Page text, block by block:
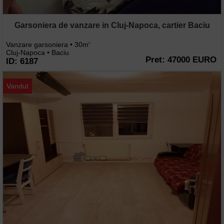
Garsoniera de vanzare in Cluj-Napoca, cartier Baciu
Vanzare garsoniera • 30m2
Cluj-Napoca • Baciu
ID: 6187 Pret: 47000 EURO
Vandut